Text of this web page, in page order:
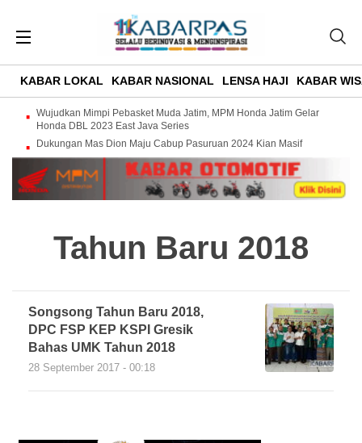
KABAR LOKAL KABAR NASIONAL LENSA HAJI KABAR
Wujudkan Mimpi Pebasket Muda Jatim, MPM Honda Jatim Gelar
Honda DBL 2023 East Java Series
Dukungan Mas Dion Maju Cabup Pasuruan 2024 Kian Masif
Tahun Baru 2018
Songsong Tahun Baru 2018,
DPC FSP KEP KSPI Gresik
Bahas UMK Tahun 2018
28 September 2017 - 00:18